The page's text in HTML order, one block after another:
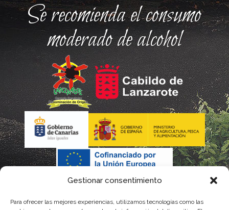
Gestionar consentimiento
Para ofrecer las mejores experiencias, utilizamos tecnologías como las
Se recomienda el consumo
moderado de alcohol